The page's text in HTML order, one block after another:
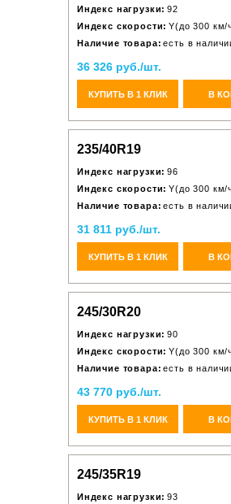
Индекс нагрузки: 92
Индекс скорости: Y(до 300 км/
Наличие товара: есть в
36 326 руб./шт.
КУПИТЬ В 1 КЛИК В
235/40R19
Индекс нагрузки: 96
Индекс скорости: Y(до 300 км/
Наличие товара: есть в
31 811 руб./шт.
КУПИТЬ В 1 КЛИК В
245/30R20
Индекс нагрузки: 90
Индекс скорости: Y(до 300 км/
Наличие товара: есть в
43 770 руб./шт.
КУПИТЬ В 1 КЛИК В
245/35R19
Индекс нагрузки: 93